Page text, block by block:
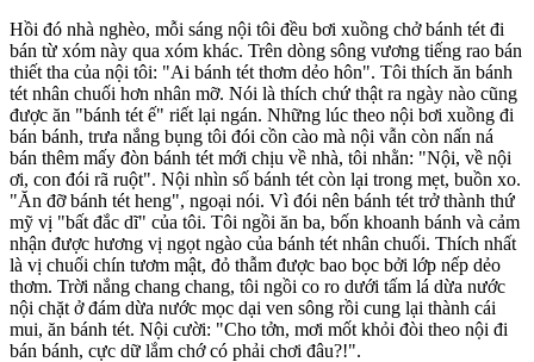
Hồi đó nhà nghèo, mỗi sáng nội tôi đều bơi xuồng chở bánh tét đi
bán từ xóm này qua xóm khác. Trên dòng sông vương tiếng rao bán
thiết tha của nội tôi: "Ai bánh tét thơm dẻo hôn". Tôi thích ăn bánh
tét nhân chuối hơn nhân mỡ. Nói là thích chứ thật ra ngày nào cũng
được ăn "bánh tét ế" riết lại ngán. Những lúc theo nội bơi xuồng đi
bán bánh, trưa nắng bụng tôi đói cồn cào mà nội vẫn còn nấn ná
bán thêm mấy đòn bánh tét mới chịu về nhà, tôi nhằn: "Nội, về nội
ơi, con đói rã ruột". Nội nhìn số bánh tét còn lại trong mẹt, buồn xo.
"Ăn đỡ bánh tét heng", ngoại nói. Vì đói nên bánh tét trở thành thứ
mỹ vị "bất đắc dĩ" của tôi. Tôi ngồi ăn ba, bốn khoanh bánh và cảm
nhận được hương vị ngọt ngào của bánh tét nhân chuối. Thích nhất
là vị chuối chín tươm mật, đỏ thẫm được bao bọc bởi lớp nếp dẻo
thơm. Trời nắng chang chang, tôi ngồi co ro dưới tấm lá dừa nước
nội chặt ở đám dừa nước mọc dại ven sông rồi cung lại thành cái
mui, ăn bánh tét. Nội cười: "Cho tởn, mơi mốt khỏi đòi theo nội đi
bán bánh, cực dữ lắm chớ có phải chơi đâu?!".